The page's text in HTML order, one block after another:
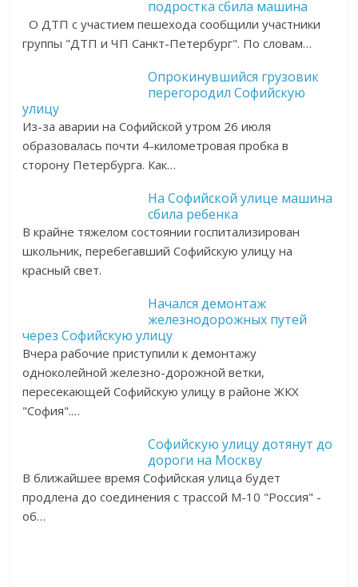
подростка сбила машина
О ДТП с участием пешехода сообщили участники
группы "ДТП и ЧП Санкт-Петербург". По словам…
Опрокинувшийся грузовик
перегородил Софийскую
улицу
Из-за аварии на Софийской утром 26 июля
образовалась почти 4-километровая пробка в
сторону Петербурга. Как…
На Софийской улице машина
сбила ребенка
В крайне тяжелом состоянии госпитализирован
школьник, перебегавший Софийскую улицу на
красный свет.
Начался демонтаж
железнодорожных путей
через Софийскую улицу
Вчера рабочие приступили к демонтажу
одноколейной железно-дорожной ветки,
пересекающей Софийскую улицу в районе ЖКХ
"София".…
Софийскую улицу дотянут до
дороги на Москву
В ближайшее время Софийская улица будет
продлена до соединения с трассой М-10 "Россия" -
об…